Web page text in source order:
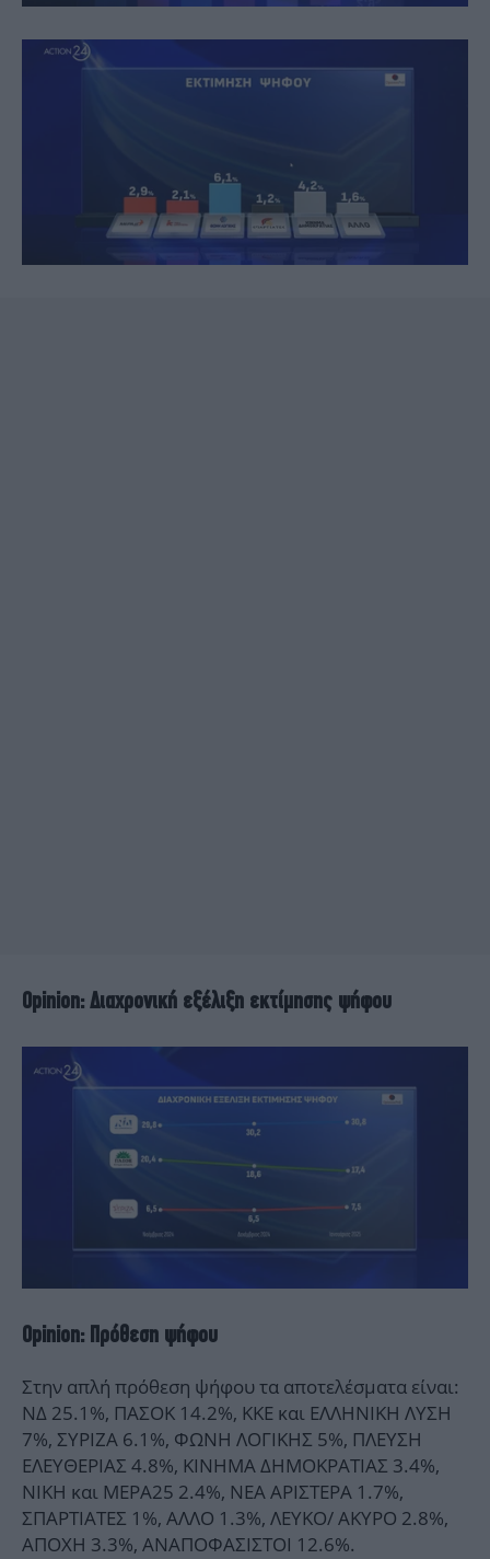
Opinion: Διαχρονική εξέλιξη εκτίμησης ψήφου
Opinion: Πρόθεση ψήφου
Στην απλή πρόθεση ψήφου τα αποτελέσματα είναι:
ΝΔ 25.1%, ΠΑΣΟΚ 14.2%, ΚΚΕ και ΕΛΛΗΝΙΚΗ ΛΥΣΗ
7%, ΣΥΡΙΖΑ 6.1%, ΦΩΝΗ ΛΟΓΙΚΗΣ 5%, ΠΛΕΥΣΗ
ΕΛΕΥΘΕΡΙΑΣ 4.8%, ΚΙΝΗΜΑ ΔΗΜΟΚΡΑΤΙΑΣ 3.4%,
ΝΙΚΗ και ΜΕΡΑ25 2.4%, ΝΕΑ ΑΡΙΣΤΕΡΑ 1.7%,
ΣΠΑΡΤΙΑΤΕΣ 1%, ΑΛΛΟ 1.3%, ΛΕΥΚΟ/ ΑΚΥΡΟ 2.8%,
ΑΠΟΧΗ 3.3%, ΑΝΑΠΟΦΑΣΙΣΤΟΙ 12.6%.